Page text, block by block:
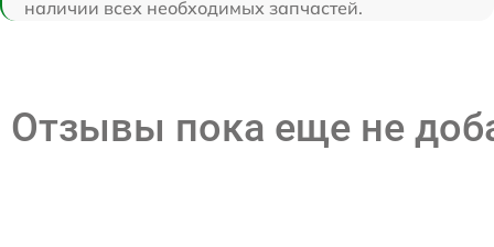
наличии всех необходимых запчастей.
Отзывы пока еще не